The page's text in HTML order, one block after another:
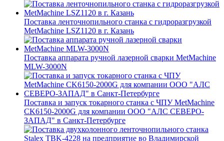
Поставка ленточнопильного станка c гидроразгрузкой
MetMachine LSZ1120 в г. Казань
Поставка аппарата ручной лазерной сварки MetMachine
MLW-3000N
Поставка и запуск токарного станка с ЧПУ MetMachine
CK6150-2000G для компании ООО "АЛС СЕВЕРО-
ЗАПАД" в Санкт-Петербурге